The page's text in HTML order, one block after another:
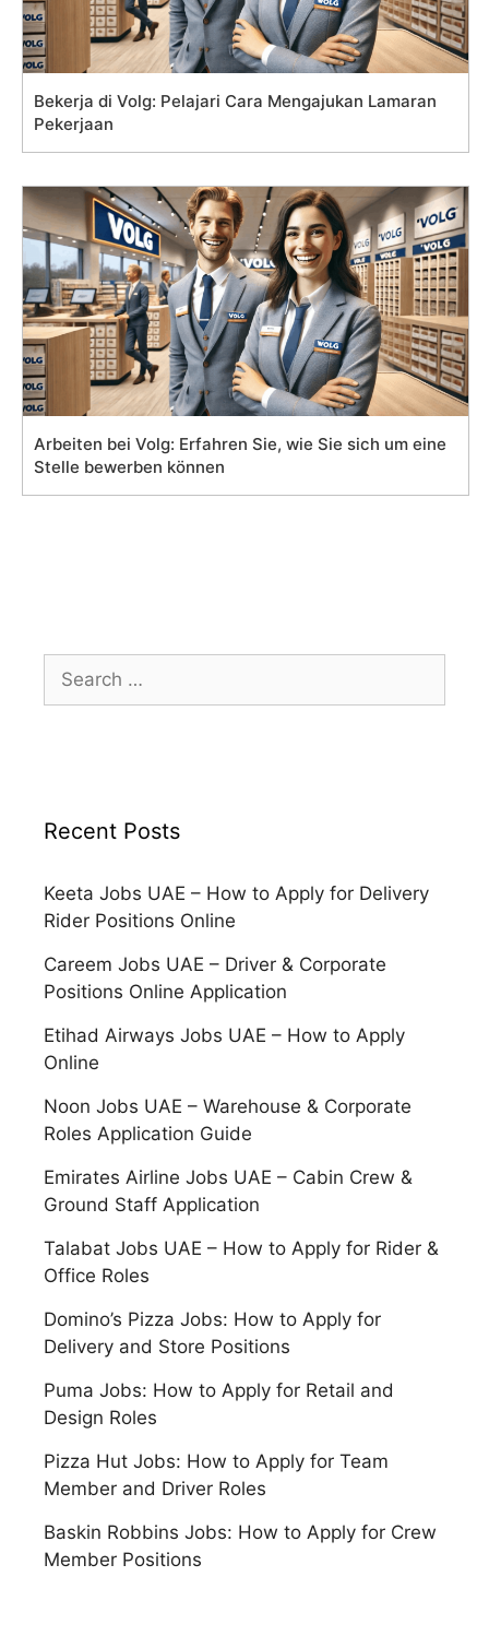
Bekerja di Volg: Pelajari Cara Mengajukan Lamaran
Pekerjaan
Arbeiten bei Volg: Erfahren Sie, wie Sie sich um eine
Stelle bewerben können
for:
Recent Posts
Keeta Jobs UAE – How to Apply for Delivery
Rider Positions Online
Careem Jobs UAE – Driver & Corporate
Positions Online Application
Etihad Airways Jobs UAE – How to Apply
Online
Noon Jobs UAE – Warehouse & Corporate
Roles Application Guide
Emirates Airline Jobs UAE – Cabin Crew &
Ground Staff Application
Talabat Jobs UAE – How to Apply for Rider &
Office Roles
Domino’s Pizza Jobs: How to Apply for
Delivery and Store Positions
Puma Jobs: How to Apply for Retail and
Design Roles
Pizza Hut Jobs: How to Apply for Team
Member and Driver Roles
Baskin Robbins Jobs: How to Apply for Crew
Member Positions